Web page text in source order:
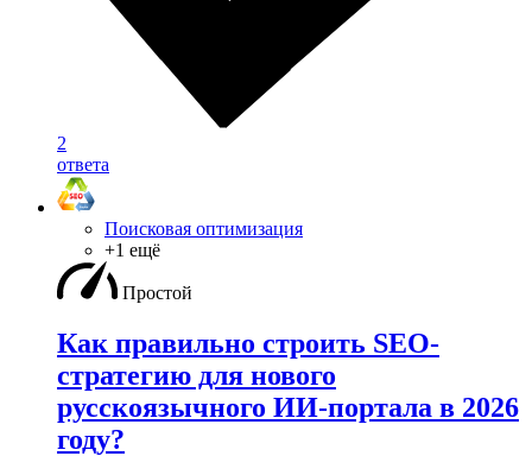
2
ответа
Поисковая оптимизация
+1 ещё
Простой
Как правильно строить SEO-
стратегию для нового
русскоязычного ИИ-портала в 2026
году?